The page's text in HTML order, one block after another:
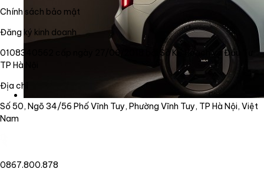
Chính sách bảo mật
Đăng ký kinh doanh
0108340562 cấp ngày 27/06/2018 bởi Sở Kế Hoạch và Đầu Tư
TP Hà Nội
Địa chỉ
Số 50, Ngõ 34/56 Phố Vĩnh Tuy, Phường Vĩnh Tuy, TP Hà Nội, Việt
Nam
0867.800.878